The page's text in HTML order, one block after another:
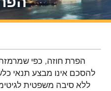
הפרת חוזה, כפי
להסכם אינו מבצע תנאי
ללא סיבה משפטית